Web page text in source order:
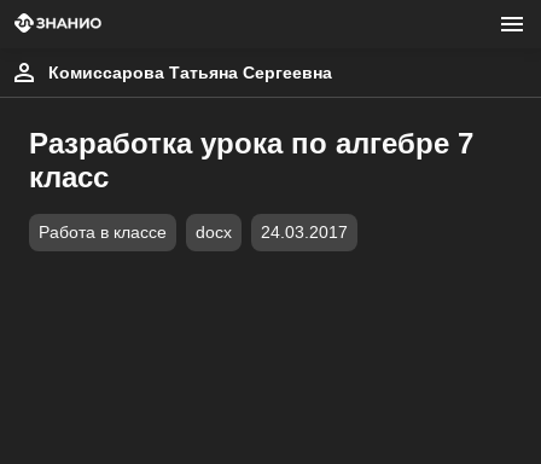
Комиссарова Татьяна Сергеевна
Разработка урока по алгебре 7
класс
Работа в классе docx 24.03.2017